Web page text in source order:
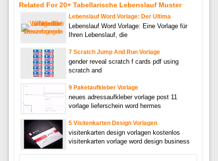
Related For 20+ Tabellarische Lebenslauf Muster
Lebenslauf Word Vorlage: Der Ultima
Lebenslauf Word Vorlage: Eine Vorlage für
Ihren Lebenslauf, die
7 Scratch Jump And Run Vorlage
gender reveal scratch f cards pdf using
scratch and
9 Paketaufkleber Vorlage
neues adressaufkleber vorlage post 11
vorlage lieferschein word hermes
5 Visitenkarten Design Vorlagen
visitenkarten design vorlagen kostenlos
visitenkarten vorlage word design business